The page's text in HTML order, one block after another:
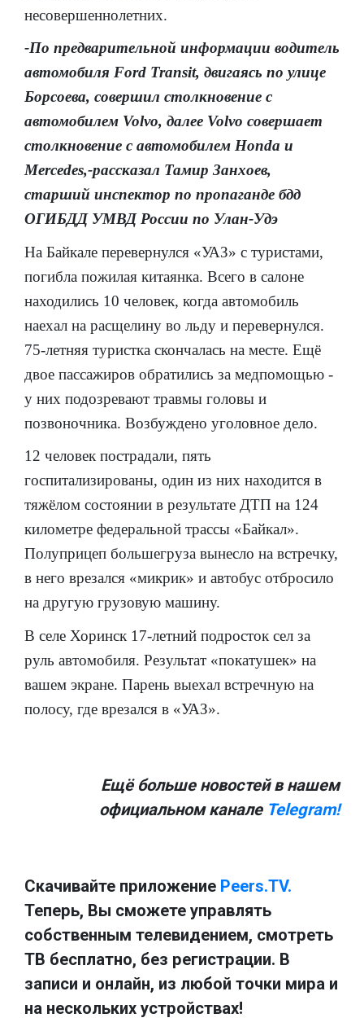
несовершеннолетних.
-По предварительной информации водитель
автомобиля Ford Transit, двигаясь по улице
Борсоева, совершил столкновение с
автомобилем Volvo, далее Volvo совершает
столкновение с автомобилем Honda и
Mercedes,-рассказал Тамир Занхоев,
старший инспектор по пропаганде бдд
ОГИБДД УМВД России по Улан-Удэ
На Байкале перевернулся «УАЗ» с туристами,
погибла пожилая китаянка. Всего в салоне
находились 10 человек, когда автомобиль
наехал на расщелину во льду и перевернулся.
75-летняя туристка скончалась на месте. Ещё
двое пассажиров обратились за медпомощью -
у них подозревают травмы головы и
позвоночника. Возбуждено уголовное дело.
12 человек пострадали, пять
госпитализированы, один из них находится в
тяжёлом состоянии в результате ДТП на 124
километре федеральной трассы «Байкал».
Полуприцеп большегруза вынесло на встречку,
в него врезался «микрик» и автобус отбросило
на другую грузовую машину.
В селе Хоринск 17-летний подросток сел за
руль автомобиля. Результат «покатушек» на
вашем экране. Парень выехал встречную на
полосу, где врезался в «УАЗ».
Ещё больше новостей в нашем
официальном канале Telegram!
Скачивайте приложение Peers.TV.
Теперь, Вы сможете управлять
собственным телевидением, смотреть
ТВ бесплатно, без регистрации. В
записи и онлайн, из любой точки мира и
на нескольких устройствах!